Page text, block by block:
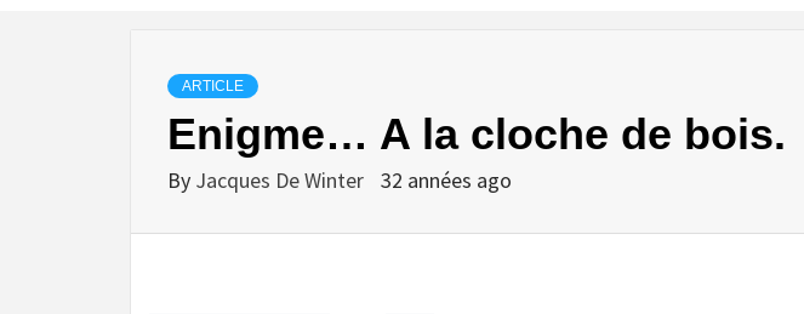
ARTICLE
Enigme… A la cloche de bois.
By Jacques De Winter 32 années ago